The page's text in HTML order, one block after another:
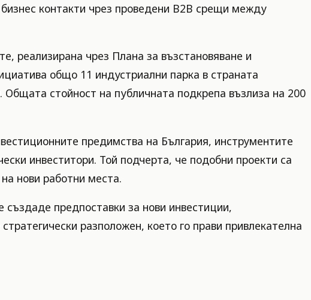
контакти чрез проведени B2B срещи между
реализирана чрез Плана за възстановяване и
общо 11 индустриални парка в страната
стойност на публичната подкрепа възлиза на 200
предимства на България, инструментите
инвеститори. Той подчерта, че подобни проекти са
нови работни места.
предпоставки за нови инвестиции,
разположен, което го прави привлекателна